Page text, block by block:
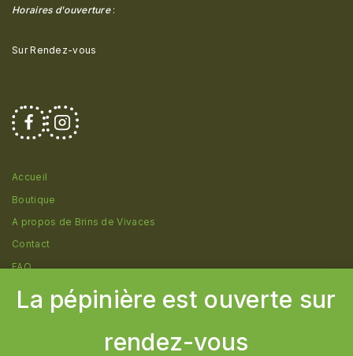
La pépinière est ouverte sur
rendez-vous
Horaires d'ouverture:
Sur Rendez-vous
Accueil
Boutique
A propos de Brins de Vivaces
Contact
FAQ
© 2026 Pépinière Brins de Vivaces - Création